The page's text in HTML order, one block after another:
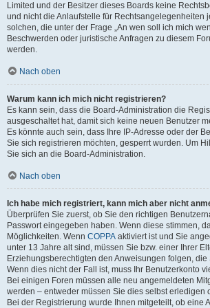
Limited und der Besitzer dieses Boards keine
und nicht die Anlaufstelle für Rechtsangelegenheiten
solchen, die unter der Frage „An wen soll ich mich
Beschwerden oder juristische Anfragen zu diesem
werden.
Nach oben
Warum kann ich mich nicht registrieren?
Es kann sein, dass die Board-Administration die
ausgeschaltet hat, damit sich keine neuen Benutzer
Es könnte auch sein, dass Ihre IP-Adresse oder der
Sie sich registrieren möchten, gesperrt wurden. Um
Sie sich an die Board-Administration.
Nach oben
Ich habe mich registriert, kann mich aber nicht
Überprüfen Sie zuerst, ob Sie den richtigen
Passwort eingegeben haben. Wenn diese stimmen,
Möglichkeiten. Wenn COPPA aktiviert ist und Sie
unter 13 Jahre alt sind, müssen Sie bzw. einer Ihrer
Erziehungsberechtigten den Anweisungen folgen,
Wenn dies nicht der Fall ist, muss Ihr Benutzerkonto
Bei einigen Foren müssen alle neu angemeldeten
werden – entweder müssen Sie dies selbst erledigen
Bei der Registrierung wurde Ihnen mitgeteilt, ob eine